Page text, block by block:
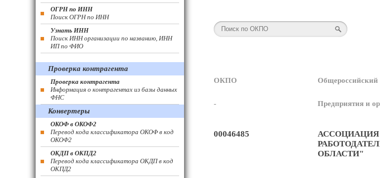
ОКПО Общероссийский
- Предприятия и
00046485
АССОЦИАЦИЯ
ОБЛАСТИ"
ОГРН по ИНН
Поиск ОГРН по ИНН
Узнать ИНН
Поиск ИНН организации по названию, ИНН
ИП по ФИО
Проверка контрагента
Проверка контрагента
Информация о контрагентах из базы данных
ФНС
Конвертеры
ОКОФ в ОКОФ2
Перевод кода классификатора ОКОФ в код
ОКОФ2
ОКДП в ОКПД2
Перевод кода классификатора ОКДП в код
ОКПД2